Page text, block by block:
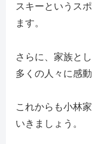
スキーというス
ます。
さらに、家族と
多くの人々に感
これからも小林
いきましょう。